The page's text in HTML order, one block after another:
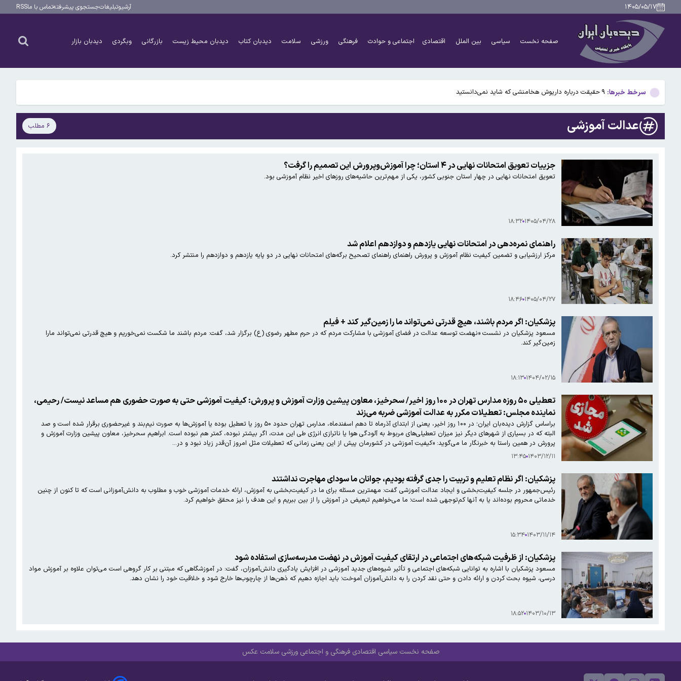
۱۴۰۵/۰۵/۱۷ آرشیوتبلیغاتجستجوی پیشرفتهتماس با ماRSS
صفحه نخست سیاسی بین الملل اقتصادی اجتماعی و حوادث فرهنگی ورزشی سلامت دیدبان کتاب دیدبان محیط زیست بازرگانی وبگردی دیدبان بازار
سرخط خبرها:
سوختی فراموش‌شده در مسیر تکامل مغز؛ آیا میوه و عسل به بزرگ‌تر شدن مغز انسان کمک کردند؟
آمریکا ۵ فرد و ۱۳ شرکت و صرافی را تحریم کرد+اسامی
آمریکا آبان تتر را تحریم کرد؛ یک صرافی ایرانی دیگر در فهرست تحریم‌های رمزارزی ایالات متحده قرار گرفت
۹ حقیقت درباره داریوش هخامنشی که شاید نمی‌دانستید
بیفوما در پرسپولیس ماندنی شد
آمریکا ۵ فرد و ۱۳ شرکت و صرافی را تحریم کرد+اسامی
آمریکا آبان تتر را تحریم کرد؛ یک صرافی ایرانی دیگر در فهرست تحریم‌های رمزارزی ایالات متحده قرار گرفت
عدالت آموزشی ۶ مطلب
جزییات تعویق امتحانات نهایی در ۴ استان؛ چرا آموزش‌وپرورش این تصمیم را گرفت؟
تعویق امتحانات نهایی در چهار استان جنوبی کشور، یکی از مهم‌ترین حاشیه‌های روزهای اخیر نظام آموزشی بود.
۱۴۰۵/۰۴/۲۸ ۱۸:۳۲
راهنمای نمره‌دهی در امتحانات نهایی یازدهم و دوازدهم اعلام شد
مرکز ارزشیابی و تضمین کیفیت نظام آموزش و پرورش راهنمای راهنمای تصحیح برگه‌های امتحانات نهایی در دو پایه‌ یازدهم و دوازدهم را منتشر کرد.
۱۴۰۵/۰۴/۲۷ ۱۸:۴۶
پزشکیان: اگر مردم باشند، هیچ قدرتی نمی‌تواند ما را زمین‌گیر کند + فیلم
مسعود پزشکیان در نشست «نهضت توسعه عدالت در فضای آموزشی با مشارکت مردم که در حرم مطهر رضوی (ع) برگزار شد، گفت: مردم باشند ما شکست نمی‌خوریم و هیچ قدرتی نمی‌تواند مارا
زمین‌گیر کند.
۱۴۰۴/۰۲/۱۵ ۱۸:۱۳
تعطیلی ۵۰ روزه مدارس تهران در ۱۰۰ روز اخیر/ سحرخیز، معاون پیشین وزارت آموزش و پرورش: کیفیت آموزشی حتی به صورت حضوری هم مساعد نیست/ رحیمی،
نماینده مجلس: تعطیلات مکرر به عدالت آموزشی ضربه می‌زند
براساس گزارش دیده‌بان ایران؛ در ۱۰۰ روز اخیر، یعنی از ابتدای آذرماه تا دهم اسفندماه، مدارس تهران حدود ۵۰ روز یا تعطیل بوده یا آموزش‌ها به صورت نیم‌بند و غیرحضوری برقرار شده است و صد
البته که در بسیاری از شهرهای دیگر نیز میزان تعطیلی‌های مربوط به آلودگی هوا یا ناترازی انرژی طی این مدت، اگر بیشتر نبوده، کمتر هم نبوده است. ابراهیم سحرخیز، معاون پیشین وزارت آموزش و
پرورش در همین راستا به خبرنگار ما می‌گوید: «کیفیت آموزشی در کشورمان پیش از این یعنی زمانی که تعطیلات مثل امروز آن‌قدر زیاد نبود و در…
۱۴۰۳/۱۲/۱۱ ۱۳:۴۵
پزشکیان: اگر نظام تعلیم و تربیت را جدی گرفته بودیم، جوانان ما سودای مهاجرت نداشتند
رئیس‌جمهور در جلسه کیفیت‌بخشی و ایجاد عدالت آموزشی گفت: مهمترین مسئله برای ما در کیفیت‌بخشی به آموزش، ارائه خدمات آموزشی خوب و مطلوب به دانش‌آموزانی است که تا کنون از چنین
خدماتی محروم بوده‌اند یا به آنها کم‌توجهی شده است؛ ما می‌خواهیم تبعیض در آموزش را از بین ببریم و این هدف را نیز محقق خواهیم کرد.
۱۴۰۳/۱۱/۱۴ ۱۵:۳۴
پزشکیان:‌ از ظرفیت شبکه‌های اجتماعی در ارتقای کیفیت آموزش در نهضت مدرسه‌سازی استفاده شود
مسعود پزشکیان با اشاره به توانایی شبکه‌های اجتماعی و تأثیر شیوه‌های جدید آموزشی در افزایش یادگیری دانش‌آموزان، گفت: در آموزشگاهی که مبتنی بر کار گروهی است می‌توان علاوه بر آموزش مواد
درسی، شیوه بحث‌ کردن و ارائه دادن و حتی نقد کردن را به دانش‌آموزان آموخت؛ باید اجازه دهیم که ذهن‌ها از چارچوب‌ها خارج شود و خلاقیت خود را نشان دهد.
۱۴۰۳/۱۰/۱۳ ۱۸:۵۲
صفحه نخست سیاسی اقتصادی فرهنگی و اجتماعی ورزشی سلامت عکس